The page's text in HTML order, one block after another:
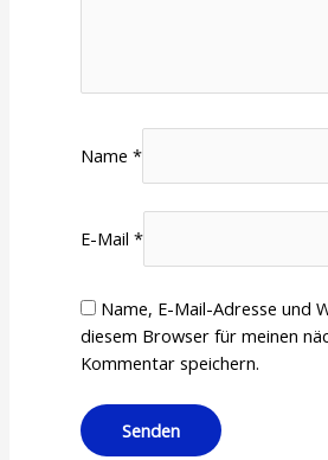
Name*
E-Mail*
Name, E-Mail-Adresse und
diesem Browser für meinen
Kommentar speichern.